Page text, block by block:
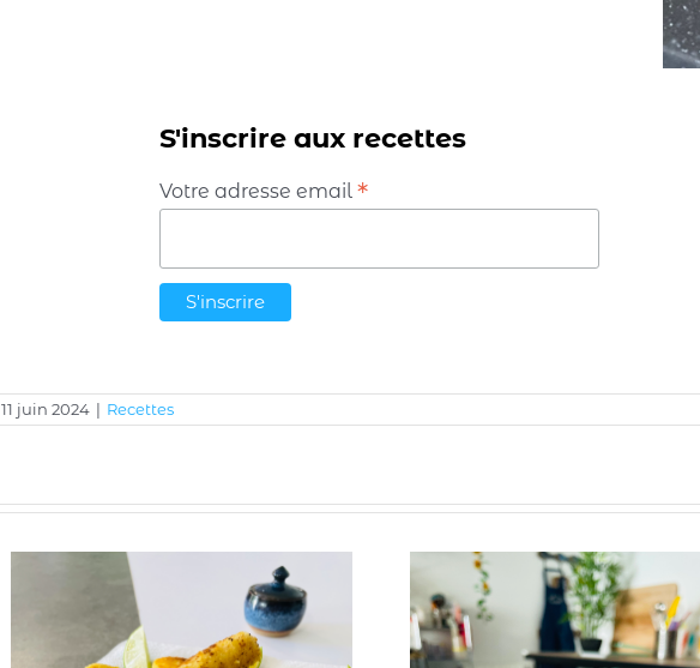
S'inscrire aux recettes
Votre adresse email *
11 juin 2024 | Recettes